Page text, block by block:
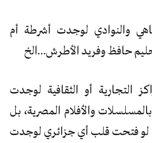
والنوادي لوجدت أشرطة أم
حافظ وفريد الأطرش…الخ
التجارية أو الثقافية لوجدت
والأفلام المصرية، بل
لو فتحت قلب أي جزائري لوجدت